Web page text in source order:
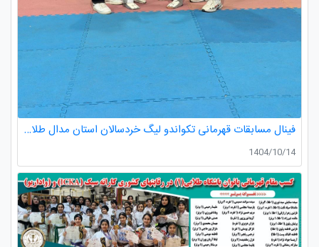
فینال مسابقات قهرمانی تکواندو لیگ خردسالان استان مدال طلا صدرا ظفری از باشگاه طلایی به مربیگری استاد عسکری مربی ارزنده باشگاه
1404/10/14